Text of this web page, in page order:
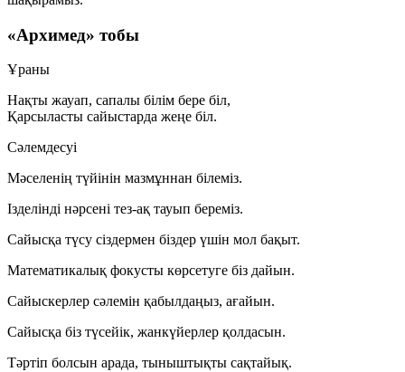
«Архимед» тобы
Ұраны
Нақты жауап, сапалы білім бере біл,
Қарсыласты сайыстарда жеңе біл.
Сәлемдесуі
Мәселенің түйінін мазмұннан білеміз.
Ізделінді нәрсені тез-ақ тауып береміз.
Сайысқа түсу сіздермен біздер үшін мол бақыт.
Математикалық фокусты көрсетуге біз дайын.
Сайыскерлер сәлемін қабылдаңыз, ағайын.
Сайысқа біз түсейік, жанкүйерлер қолдасын.
Тәртіп болсын арада, тыныштықты сақтайық.